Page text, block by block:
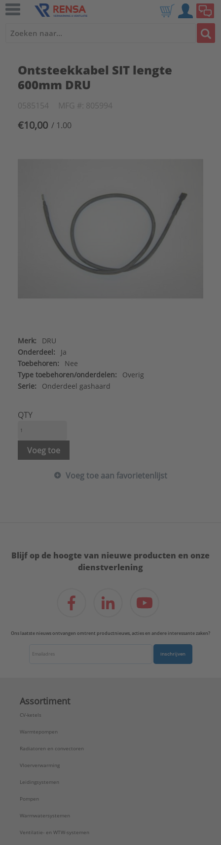
Ontsteekkabel SIT lengte
600mm DRU
0585154 MFG #: 805994
€10,00 / 1.00
Merk:
DRU
Onderdeel:
Ja
Toebehoren:
Nee
Type toebehoren/onderdelen:
Overig
Serie:
Onderdeel gashaard
QTY
Voeg toe
Voeg toe aan favorietenlijst
Blijf op de hoogte van nieuwe producten en onze
dienstverlening
Ons laatste nieuws ontvangen omtrent productnieuws, acties en andere interessante zaken?
Inschrijven
Assortiment
CV-ketels
Warmtepompen
Radiatoren en convectoren
Vloerverwarming
Leidingsystemen
Pompen
Warmwatersystemen
Ventilatie- en WTW-systemen